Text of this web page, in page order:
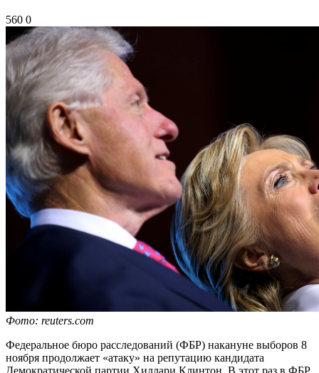
560 0
Фото: reuters.com
Федеральное бюро расследований (ФБР) накануне выборов 8
ноября продолжает «атаку» на репутацию кандидата
Демократической партии Хиллари Клинтон. В этот раз в ФБР